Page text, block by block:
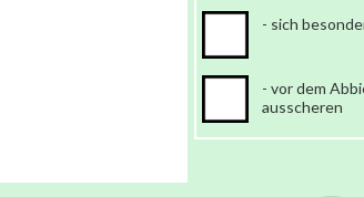
- sich
- vor dem
ausscheren